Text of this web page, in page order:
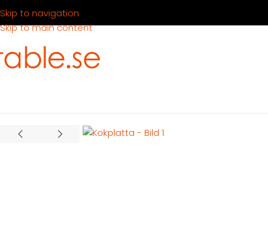
Skip to navigation
Skip to main content